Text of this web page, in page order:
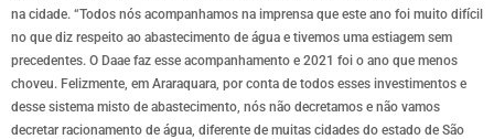
na cidade. “Todos nós acompanhamos na imprensa que este ano foi muito difícil
no que diz respeito ao abastecimento de água e tivemos uma estiagem sem
precedentes. O Daae faz esse acompanhamento e 2021 foi o ano que menos
choveu. Felizmente, em Araraquara, por conta de todos esses investimentos e
desse sistema misto de abastecimento, nós não decretamos e não vamos
decretar racionamento de água, diferente de muitas cidades do estado de São